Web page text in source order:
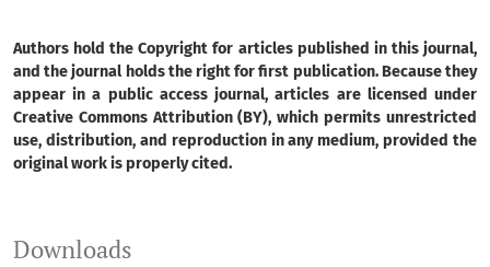
Authors hold the Copyright for articles published in this journal,
and the journal holds the right for first publication. Because they
appear in a public access journal, articles are licensed under
Creative Commons Attribution (BY), which permits unrestricted
use, distribution, and reproduction in any medium, provided the
original work is properly cited.
Downloads